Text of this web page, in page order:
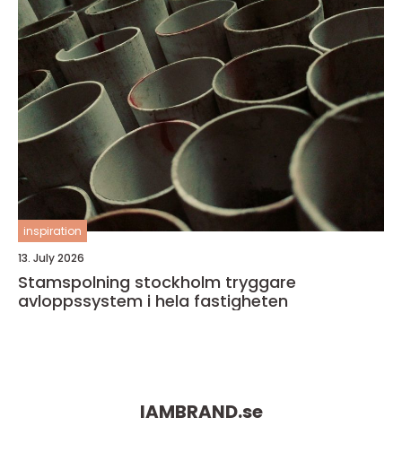
inspiration
13. July 2026
Stamspolning stockholm tryggare
avloppssystem i hela fastigheten
IAMBRAND.se